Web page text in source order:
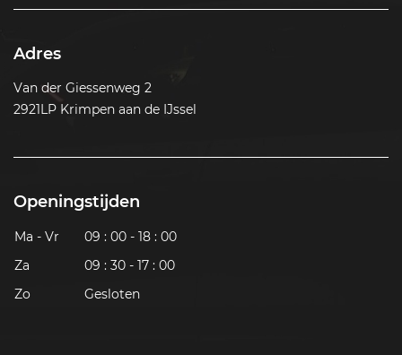
Adres
Van der Giessenweg 2
2921LP Krimpen aan de IJssel
Openingstijden
Ma - Vr
09 : 00 - 18 : 00
Za
09 : 30 - 17 : 00
Zo
Gesloten